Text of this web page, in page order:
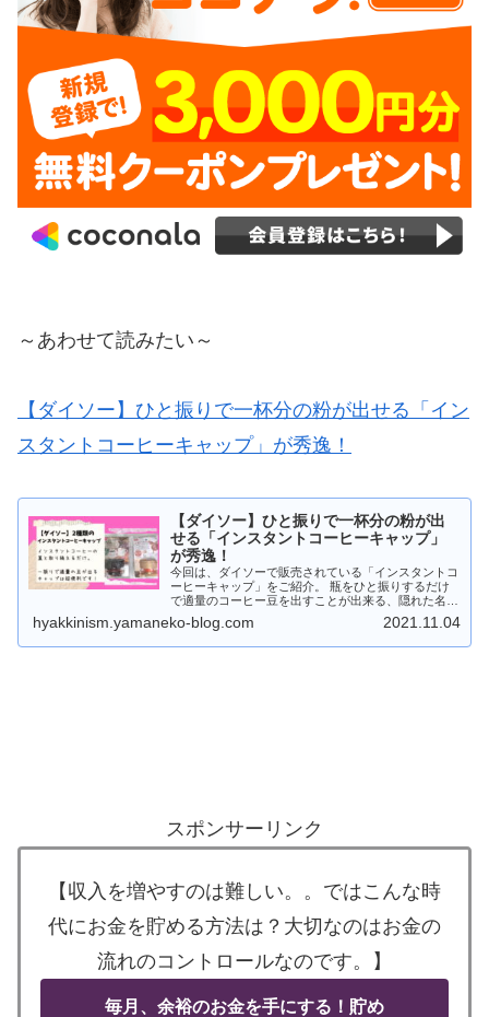
～あわせて読みたい～
【ダイソー】ひと振りで一杯分の粉が出せる「イン
スタントコーヒーキャップ」が秀逸！
【ダイソー】ひと振りで一杯分の粉が出
せる「インスタントコーヒーキャップ」
が秀逸！
今回は、ダイソーで販売されている「インスタントコ
ーヒーキャップ」をご紹介。 瓶をひと振りするだけ
で適量のコーヒー豆を出すことが出来る、隠れた名グ
ッズなのです！ 大小 瓶の蓋のサイズに合わせて2種
類の商品をご紹介します。
hyakkinism.yamaneko-blog.com 2021.11.04
スポンサーリンク
【収入を増やすのは難しい。。ではこんな時
代にお金を貯める方法は？大切なのはお金の
流れのコントロールなのです。】
毎月、余裕のお金を手にする！貯め